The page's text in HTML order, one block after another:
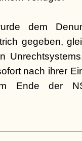
dem
gegeben,
nach ihrer
Ende der